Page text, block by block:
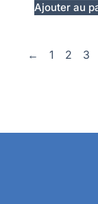
Ajouter au
← 1 2 3